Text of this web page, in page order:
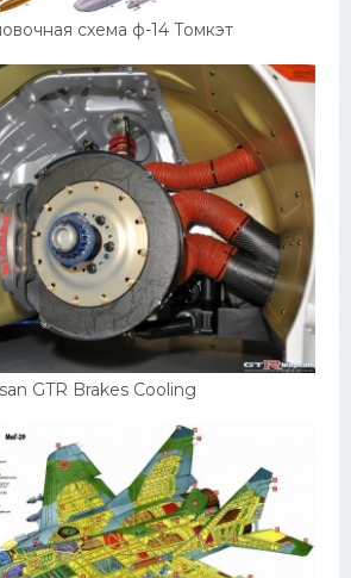
схема ф-14 Томкэт
GTR Brakes Cooling